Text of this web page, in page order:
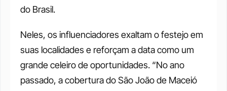
do Brasil.
Neles, os influenciadores exaltam o festejo em
suas localidades e reforçam a data como um
grande celeiro de oportunidades. “No ano
passado, a cobertura do São João de Maceió